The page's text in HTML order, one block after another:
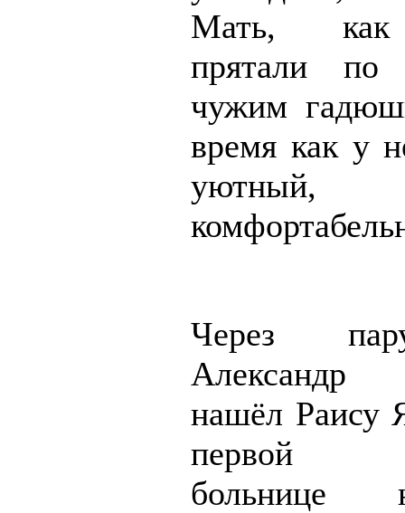
Мать, как
прятали
чужим
время как у
уютный,
Через
Александр
нашёл Раису
первой
больнице